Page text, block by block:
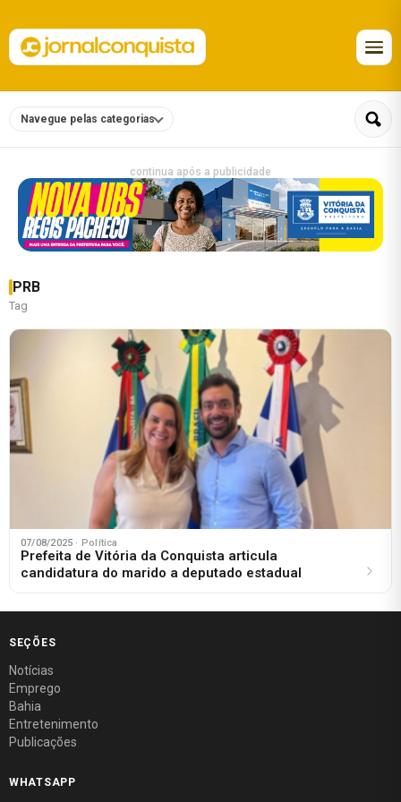
Navegue pelas categorias
continua após a publicidade
PRB
Tag
07/08/2025 · Política
Prefeita de Vitória da Conquista articula
candidatura do marido a deputado estadual
SEÇÕES
Notícias
Emprego
Bahia
Entretenimento
Publicações
WHATSAPP